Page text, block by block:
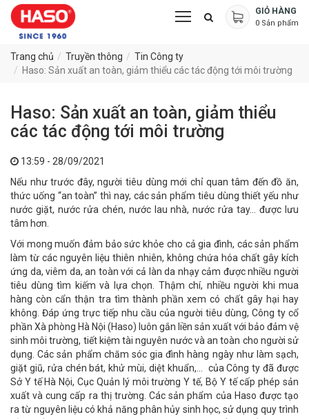
GIỎ HÀNG
0 Sản phẩm
Trang chủ Truyền thông
Tin Công ty
Haso: Sản xuất an toàn, giảm thiểu các tác động tới môi trường
Haso: Sản xuất an toàn, giảm thiểu
các tác động tới môi trường
13:59 - 28/09/2021
Nếu như trước đây, người tiêu dùng mới chỉ quan tâm đến đồ ăn,
thức uống “an toàn” thì nay, các sản phẩm tiêu dùng thiết yếu như
nước giặt, nước rửa chén, nước lau nhà, nước rửa tay… được lưu
tâm hơn.
Với mong muốn đảm bảo sức khỏe cho cả gia đình, các sản phẩm
làm từ các nguyên liệu thiên nhiên, không chứa hóa chất gây kích
ứng da, viêm da, an toàn với cả làn da nhạy cảm được nhiều người
tiêu dùng tìm kiếm và lựa chọn. Thậm chí, nhiều người khi mua
hàng còn cẩn thận tra tìm thành phần xem có chất gây hại hay
không. Đáp ứng trực tiếp nhu cầu của người tiêu dùng, Công ty cổ
phần Xà phòng Hà Nội (Haso) luôn gắn liền sản xuất với bảo đảm vệ
sinh môi trường, tiết kiệm tài nguyên nước và an toàn cho người sử
dụng. Các sản phẩm chăm sóc gia đình hàng ngày như làm sạch,
giặt giũ, rửa chén bát, khử mùi, diệt khuẩn,… của Công ty đã được
Sở Y tế Hà Nội, Cục Quản lý môi trường Y tế, Bộ Y tế cấp phép sản
xuất và cung cấp ra thị trường. Các sản phẩm của Haso được tạo
ra từ nguyên liệu có khả năng phân hủy sinh học, sử dụng quy trình